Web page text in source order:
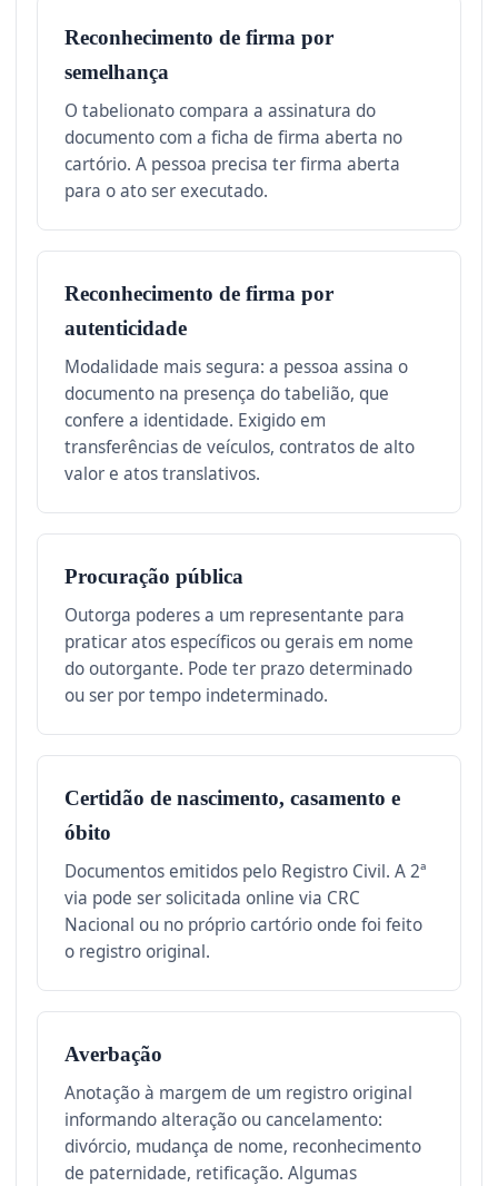
Reconhecimento de firma por
semelhança
O tabelionato compara a assinatura do
documento com a ficha de firma aberta no
cartório. A pessoa precisa ter firma aberta
para o ato ser executado.
Reconhecimento de firma por
autenticidade
Modalidade mais segura: a pessoa assina o
documento na presença do tabelião, que
confere a identidade. Exigido em
transferências de veículos, contratos de alto
valor e atos translativos.
Procuração pública
Outorga poderes a um representante para
praticar atos específicos ou gerais em nome
do outorgante. Pode ter prazo determinado
ou ser por tempo indeterminado.
Certidão de nascimento, casamento e
óbito
Documentos emitidos pelo Registro Civil. A 2ª
via pode ser solicitada online via CRC
Nacional ou no próprio cartório onde foi feito
o registro original.
Averbação
Anotação à margem de um registro original
informando alteração ou cancelamento:
divórcio, mudança de nome, reconhecimento
de paternidade, retificação. Algumas